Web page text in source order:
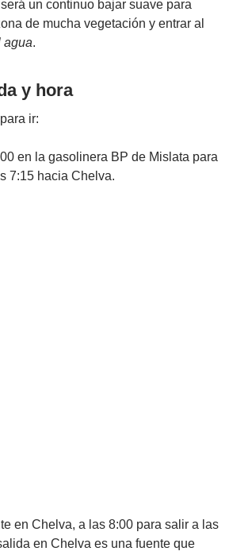
un continuo bajar suave para
de mucha vegetación y entrar al
agua.
y hora
ir:
en la gasolinera BP de Mislata para
7:15 hacia Chelva.
en Chelva, a las 8:00 para salir a las
en Chelva es una fuente que